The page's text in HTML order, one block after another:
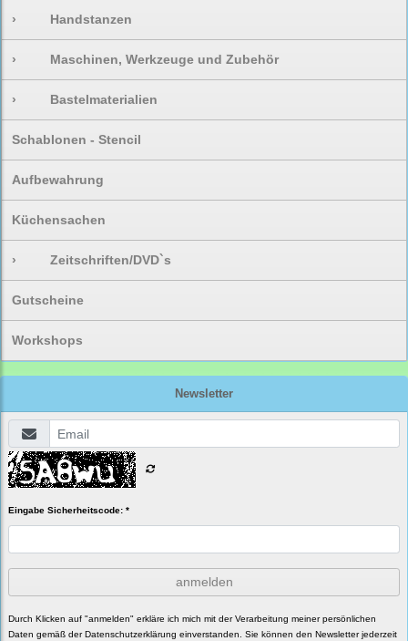
› Handstanzen
› Maschinen, Werkzeuge und Zubehör
› Bastelmaterialien
Schablonen - Stencil
Aufbewahrung
Küchensachen
› Zeitschriften/DVD`s
Gutscheine
Workshops
Newsletter
Eingabe Sicherheitscode: *
anmelden
Durch Klicken auf "anmelden" erkläre ich mich mit der Verarbeitung meiner persönlichen
Daten gemäß der Datenschutzerklärung einverstanden. Sie können den Newsletter jederzeit